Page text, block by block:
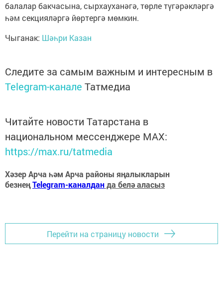
балалар бакчасына, сырхауханәгә, төрле түгәрәкләргә
һәм секцияләргә йөртергә мөмкин.
Чыганак: Шәһри Казан
Следите за самым важным и интересным в
Telegram-канале Татмедиа
Читайте новости Татарстана в
национальном мессенджере MАХ:
https://max.ru/tatmedia
Хәзер Арча һәм Арча районы яңалыкларын
безнеңTelegram-каналданда белә аласыз
Перейти на страницу новости